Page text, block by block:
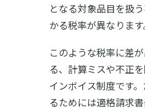
となる対象品目を扱
かる税率が異なります
このような税率に差
る、計算ミスや不正
インボイス制度です
るためには適格請求